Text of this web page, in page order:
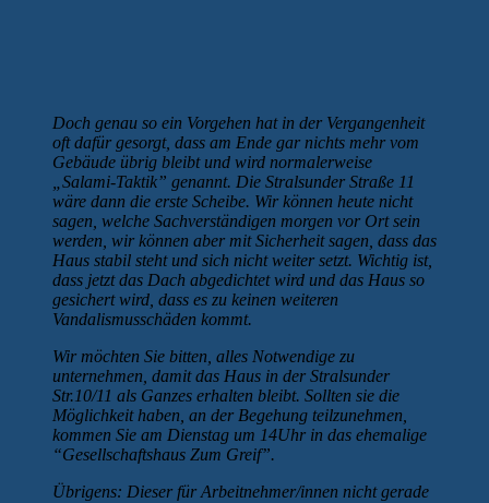
Doch genau so ein Vorgehen hat in der Vergangenheit
oft dafür gesorgt, dass am Ende gar nichts mehr vom
Gebäude übrig bleibt und wird normalerweise
„Salami-Taktik” genannt. Die Stralsunder Straße 11
wäre dann die erste Scheibe. Wir können heute nicht
sagen, welche Sachverständigen morgen vor Ort sein
werden, wir können aber mit Sicherheit sagen, dass das
Haus stabil steht und sich nicht weiter setzt. Wichtig ist,
dass jetzt das Dach abgedichtet wird und das Haus so
gesichert wird, dass es zu keinen weiteren
Vandalismusschäden kommt.
Wir möchten Sie bitten, alles Notwendige zu
unternehmen, damit das Haus in der Stralsunder
Str.10/11 als Ganzes erhalten bleibt. Sollten sie die
Möglichkeit haben, an der Begehung teilzunehmen,
kommen Sie am Dienstag um 14Uhr in das ehemalige
“Gesellschaftshaus Zum Greif”.
Übrigens: Dieser für Arbeitnehmer/innen nicht gerade